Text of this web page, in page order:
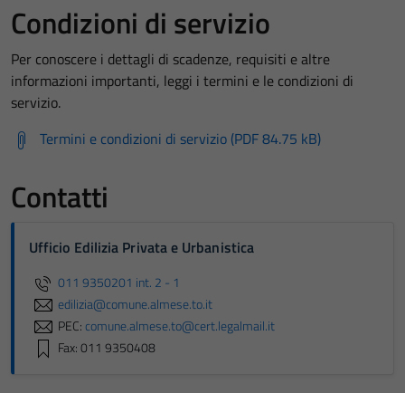
Condizioni di servizio
Per conoscere i dettagli di scadenze, requisiti e altre
informazioni importanti, leggi i termini e le condizioni di
servizio.
Termini e condizioni di servizio (PDF 84.75 kB)
Contatti
Ufficio Edilizia Privata e Urbanistica
011 9350201 int. 2 - 1
edilizia@comune.almese.to.it
PEC:comune.almese.to@cert.legalmail.it
Fax: 011 9350408